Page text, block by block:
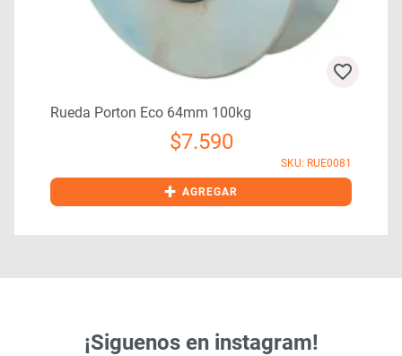
Rueda Porton Eco 64mm 100kg
$7.590
SKU: RUE0081
+ AGREGAR
¡Siguenos en instagram!